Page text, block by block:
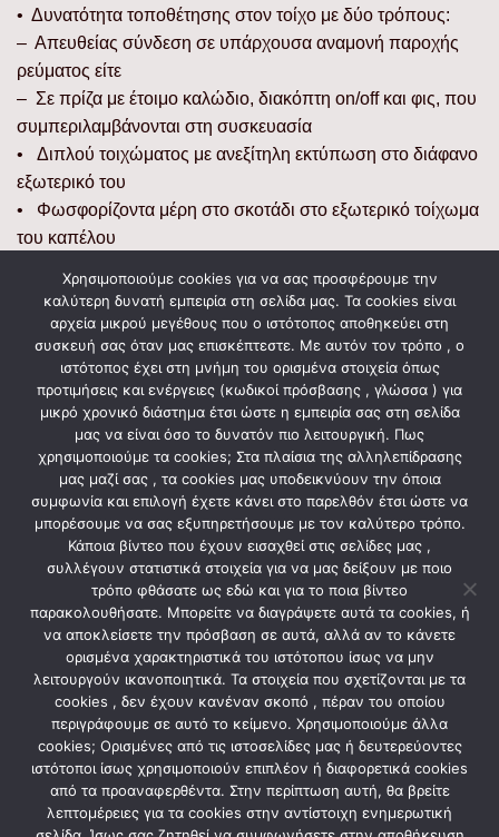
• Δυνατότητα τοποθέτησης στον τοίχο με δύο τρόπους:
– Απευθείας σύνδεση σε υπάρχουσα αναμονή παροχής
ρεύματος είτε
– Σε πρίζα με έτοιμο καλώδιο, διακόπτη on/off και φις, που
συμπεριλαμβάνονται στη συσκευασία
• Διπλού τοιχώματος με ανεξίτηλη εκτύπωση στο διάφανο
εξωτερικό του
• Φωσφορίζοντα μέρη στο σκοτάδι στο εξωτερικό τοίχωμα
του καπέλου
Διαστάσεις
• Προϊόντος: 24 x 20 x 15 (εκατοστά)
• Συσκευασίας: 25 x 22 x 18 (εκατοστά)
• Βάρος σε συσκευασία: 0,68 kg
ΣΧΕΤΙΚΆ ΠΡΟΪΌΝΤΑ
ΦΩΤΙΣΜΟΣ
DM-01 1L BLACK METAL
Μοντέρνο φωτιστικό
ΦΩΤΙΣΜΟΣ
ΣΠΟΤ ΟΡΟΦΗΣ ΤΡΙΠΛΟ
GU10 S1901 ΛΕΥΚΟ
Χρησιμοποιούμε cookies για να σας προσφέρουμε την
καλύτερη δυνατή εμπειρία στη σελίδα μας. Τα cookies είναι
αρχεία μικρού μεγέθους που ο ιστότοπος αποθηκεύει στη
συσκευή σας όταν μας επισκέπτεστε. Με αυτόν τον τρόπο , ο
ιστότοπος έχει στη μνήμη του ορισμένα στοιχεία όπως
προτιμήσεις και ενέργειες (κωδικοί πρόσβασης , γλώσσα ) για
μικρό χρονικό διάστημα έτσι ώστε η εμπειρία σας στη σελίδα
μας να είναι όσο το δυνατόν πιο λειτουργική. Πως
χρησιμοποιούμε τα cookies; Στα πλαίσια της αλληλεπίδρασης
μας μαζί σας , τα cookies μας υποδεικνύουν την όποια
συμφωνία και επιλογή έχετε κάνει στο παρελθόν έτσι ώστε να
μπορέσουμε να σας εξυπηρετήσουμε με τον καλύτερο τρόπο.
Κάποια βίντεο που έχουν εισαχθεί στις σελίδες μας ,
συλλέγουν στατιστικά στοιχεία για να μας δείξουν με ποιο
τρόπο φθάσατε ως εδώ και για το ποια βίντεο
παρακολουθήσατε. Μπορείτε να διαγράψετε αυτά τα cookies, ή
να αποκλείσετε την πρόσβαση σε αυτά, αλλά αν το κάνετε
ορισμένα χαρακτηριστικά του ιστότοπου ίσως να μην
λειτουργούν ικανοποιητικά. Τα στοιχεία που σχετίζονται με τα
cookies , δεν έχουν κανέναν σκοπό , πέραν του οποίου
περιγράφουμε σε αυτό το κείμενο. Χρησιμοποιούμε άλλα
cookies; Ορισμένες από τις ιστοσελίδες μας ή δευτερεύοντες
ιστότοποι ίσως χρησιμοποιούν επιπλέον ή διαφορετικά cookies
από τα προαναφερθέντα. Στην περίπτωση αυτή, θα βρείτε
λεπτομέρειες για τα cookies στην αντίστοιχη ενημερωτική